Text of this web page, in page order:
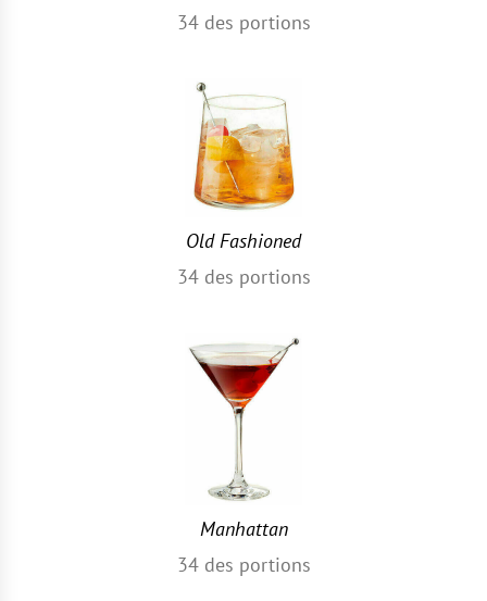
34des portions
Old Fashioned
34des portions
Manhattan
34des portions